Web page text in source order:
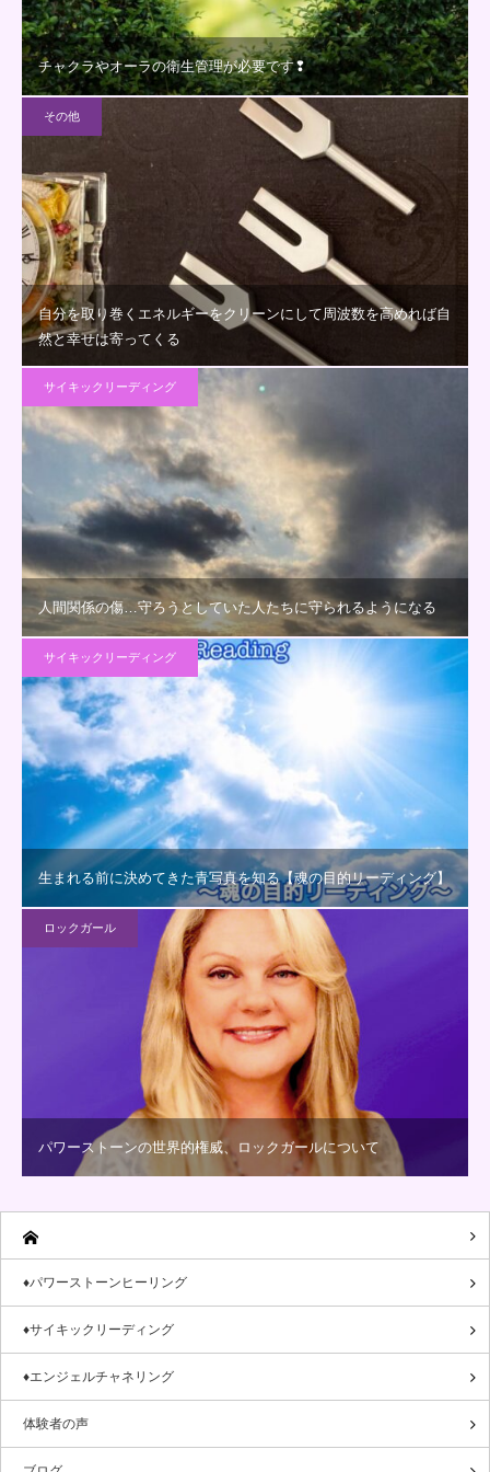
チャクラやオーラの衛生管理が必要です❢
その他
自分を取り巻くエネルギーをクリーンにして周波数を高めれば自
然と幸せは寄ってくる
サイキックリーディング
人間関係の傷…守ろうとしていた人たちに守られるようになる
サイキックリーディング
生まれる前に決めてきた青写真を知る【魂の目的リーディング】
ロックガール
パワーストーンの世界的権威、ロックガールについて
♦パワーストーンヒーリング
♦サイキックリーディング
♦エンジェルチャネリング
体験者の声